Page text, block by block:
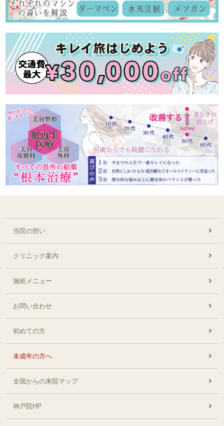
当院の想い
クリニック案内
施術メニュー
お問い合わせ
初めての方
未成年の方へ
全国からの来院マップ
神戸院HP